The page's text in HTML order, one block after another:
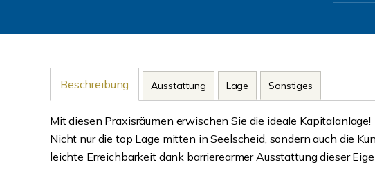
Beschreibung Ausstattung Lage Sonstiges
Mit diesen Praxisräumen erwischen Sie die ideale Kapitalanlage!
Nicht nur die top Lage mitten in Seelscheid, sondern auch die
leichte Erreichbarkeit dank barrierearmer Ausstattung dieser